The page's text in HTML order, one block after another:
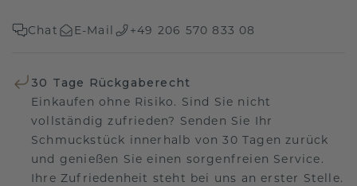
Chat E-Mail +49 206 570 833 08
30 Tage Rückgaberecht
Einkaufen ohne Risiko. Sind Sie nicht
vollständig zufrieden? Senden Sie Ihr
Schmuckstück innerhalb von 30 Tagen zurück
und genießen Sie einen sorgenfreien Service.
Ihre Zufriedenheit steht bei uns an erster Stelle.